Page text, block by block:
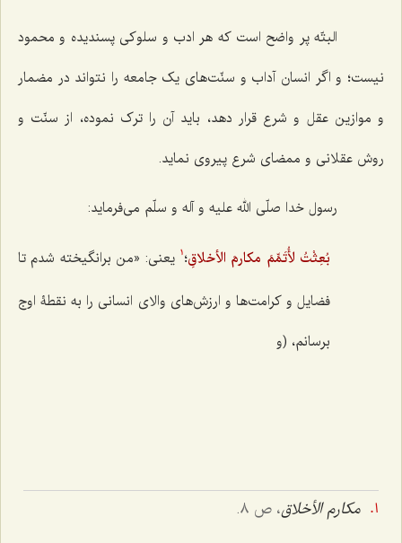
البتّه پر واضح است که هر ادب و سلوکی پسندیده و محمود
نیست؛ و اگر انسان آداب و سنّت‌های یک جامعه را نتواند در مضمار
و موازین عقل و شرع قرار دهد، باید آن را ترک نموده، از سنّت و
روش عقلانی و ممضای شرع پیروی نماید.
رسول خدا صلّی الله علیه و آله و سلّم می‌فرماید:
بُعِثْتُ لأُتَمِّمَ مکارمَ الأخلاقِ؛ 1 یعنی: «من برانگیخته شدم تا
فضایل و کرامت‌ها و ارزش‌های والای انسانی را به نقطۀ اوج
برسانم، (و
مکارم الأخلاق، ص ٨.